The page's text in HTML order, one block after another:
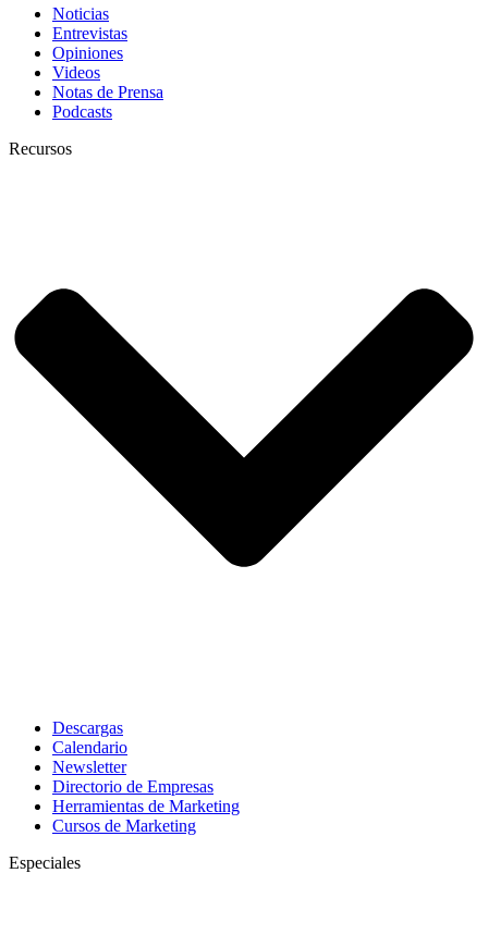
Noticias
Entrevistas
Opiniones
Videos
Notas de Prensa
Podcasts
Recursos
Descargas
Calendario
Newsletter
Directorio de Empresas
Herramientas de Marketing
Cursos de Marketing
Especiales